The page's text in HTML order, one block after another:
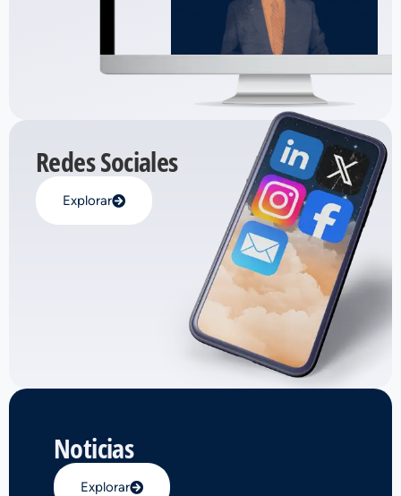
Redes Sociales
Explorar
Noticias
Explorar